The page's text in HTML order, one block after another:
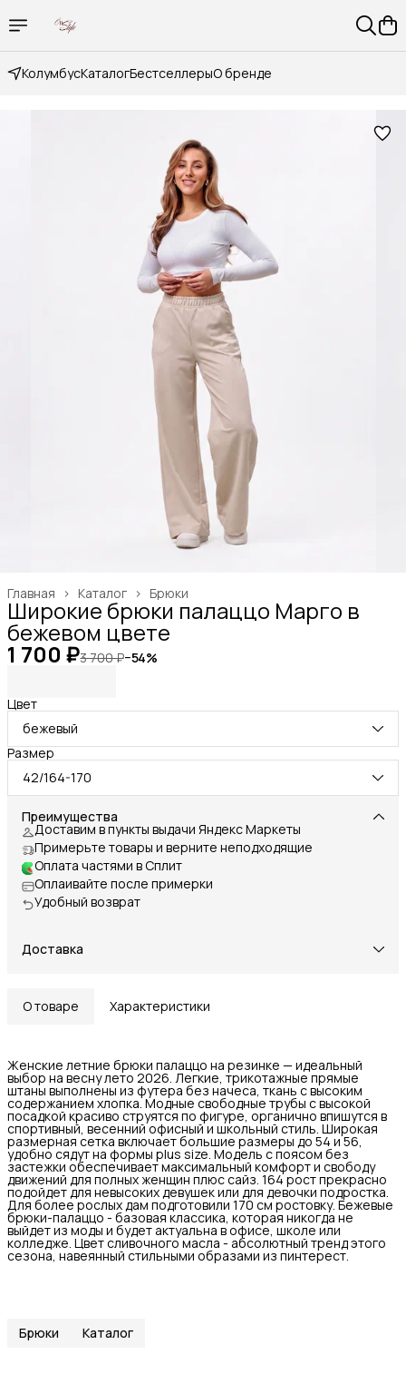
КолумбусКаталогБестселлерыО бренде
Брюки
Каталог ›
Главная ›
Широкие брюки палаццо Марго в
бежевом цвете
1 700 ₽3 700 ₽−54%
Цвет
бежевый
Размер
42/164-170
Преимущества
Доставим в пункты выдачи Яндекс Маркеты
Примерьте товары и верните неподходящие
Оплата частями в Сплит
Оплаивайте после примерки
Удобный возврат
Доставка
О товаре Характеристики
Женские летние брюки палаццо на резинке — идеальный
выбор на весну лето 2026. Легкие, трикотажные прямые
штаны выполнены из футера без начеса, ткань с высоким
содержанием хлопка. Модные свободные трубы с высокой
посадкой красиво струятся по фигуре, органично впишутся в
спортивный, весенний офисный и школьный стиль. Широкая
размерная сетка включает большие размеры до 54 и 56,
удобно сядут на формы plus size. Модель с поясом без
застежки обеспечивает максимальный комфорт и свободу
движений для полных женщин плюс сайз. 164 рост прекрасно
подойдет для невысоких девушек или для девочки подростка.
Для более рослых дам подготовили 170 см ростовку. Бежевые
брюки-палаццо - базовая классика, которая никогда не
выйдет из моды и будет актуальна в офисе, школе или
колледже. Цвет сливочного масла - абсолютный тренд этого
сезона, навеянный стильными образами из пинтерест.
Брюки Каталог